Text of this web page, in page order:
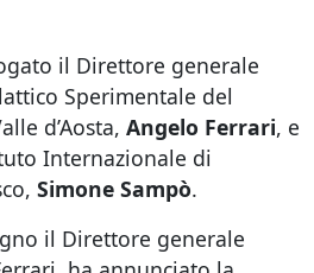
il Direttore generale
Sperimentale del
d’Aosta, Angelo Ferrari, e
Internazionale di
Simone Sampò.
il Direttore generale